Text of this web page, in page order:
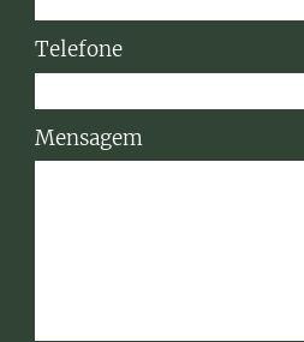
Telefone
Mensagem